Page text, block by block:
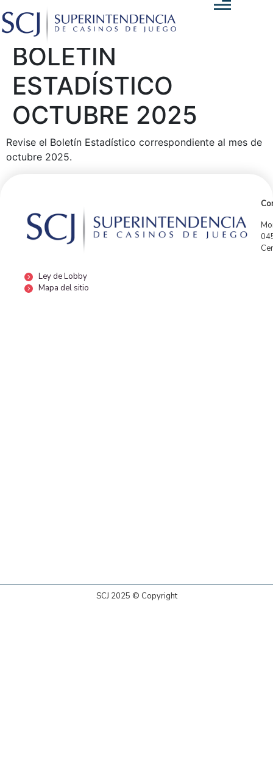
BOLETÍN
ESTADÍSTICO
OCTUBRE 2025
Revise el Boletín Estadístico correspondiente al mes de
octubre 2025.
Ley de Lobby
Mapa del sitio
SCJ 2025 © Copyright